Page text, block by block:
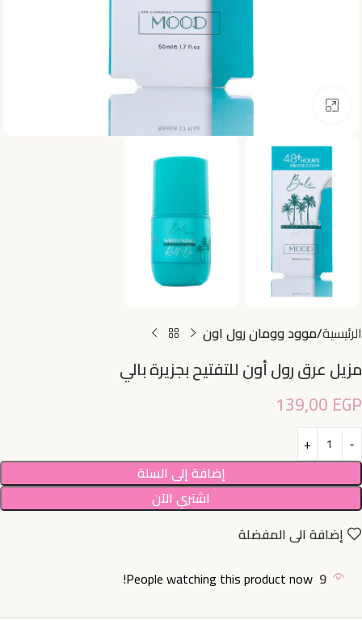
اضغط للتكبير
الرئيسية موود وومان رول اون
مزيل عرق رول أون للتفتيح بجزيرة بالي
139,00 EGP
إضافة إلى السلة
اشتري الآن
إضافة الى المفضلة
9
People watching this product now!